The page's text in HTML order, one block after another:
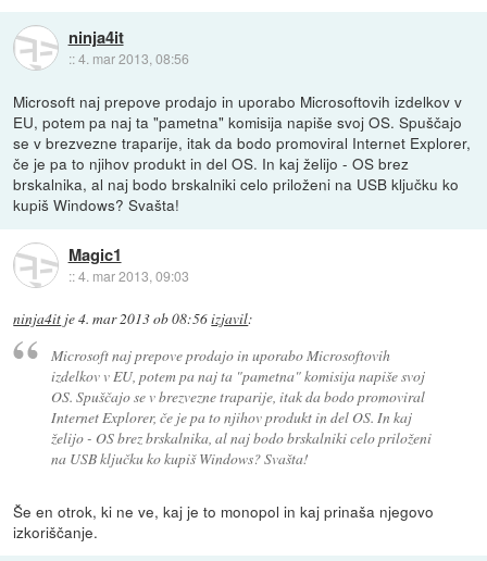
ninja4it
::4. mar 2013, 08:56
Microsoft naj prepove prodajo in uporabo Microsoftovih izdelkov v
EU, potem pa naj ta "pametna" komisija napiše svoj OS. Spuščajo
se v brezvezne traparije, itak da bodo promoviral Internet Explorer,
če je pa to njihov produkt in del OS. In kaj želijo - OS brez
brskalnika, al naj bodo brskalniki celo priloženi na USB ključku ko
kupiš Windows? Svašta!
Magic1
::4. mar 2013, 09:03
ninja4it je4. mar 2013 ob 08:56izjavil:
Microsoft naj prepove prodajo in uporabo Microsoftovih
izdelkov v EU, potem pa naj ta "pametna" komisija napiše svoj
OS. Spuščajo se v brezvezne traparije, itak da bodo promoviral
Internet Explorer, če je pa to njihov produkt in del OS. In kaj
želijo - OS brez brskalnika, al naj bodo brskalniki celo priloženi
na USB ključku ko kupiš Windows? Svašta!
Še en otrok, ki ne ve, kaj je to monopol in kaj prinaša njegovo
izkoriščanje.